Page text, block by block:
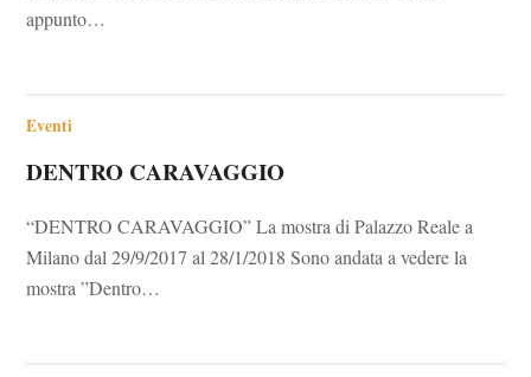
appunto…
Eventi
DENTRO CARAVAGGIO
“DENTRO CARAVAGGIO” La mostra di Palazzo Reale a
Milano dal 29/9/2017 al 28/1/2018 Sono andata a vedere la
mostra ”Dentro…